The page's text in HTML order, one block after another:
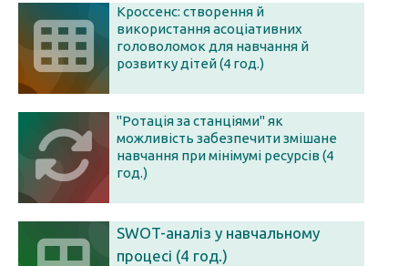
Кроссенс: створення й
використання асоціативних
головоломок для навчання й
розвитку дітей (4 год.)
"Ротація за станціями" як
можливість забезпечити змішане
навчання при мінімумі ресурсів (4
год.)
SWOT-аналіз у навчальному
процесі (4 год.)